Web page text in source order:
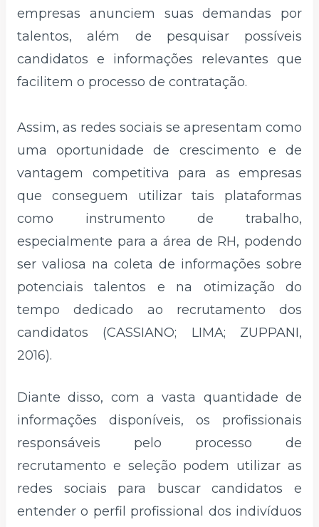
empresas anunciem suas demandas por
talentos, além de pesquisar possíveis
candidatos e informações relevantes que
facilitem o processo de contratação.
Assim, as redes sociais se apresentam como
uma oportunidade de crescimento e de
vantagem competitiva para as empresas
que conseguem utilizar tais plataformas
como instrumento de trabalho,
especialmente para a área de RH, podendo
ser valiosa na coleta de informações sobre
potenciais talentos e na otimização do
tempo dedicado ao recrutamento dos
candidatos (CASSIANO; LIMA; ZUPPANI,
2016).
Diante disso, com a vasta quantidade de
informações disponíveis, os profissionais
responsáveis pelo processo de
recrutamento e seleção podem utilizar as
redes sociais para buscar candidatos e
entender o perfil profissional dos indivíduos